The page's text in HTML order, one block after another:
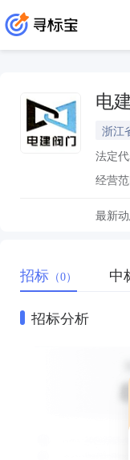
电
浙江
法定代
经营范
最新动
招标 （0） 中
招标分析